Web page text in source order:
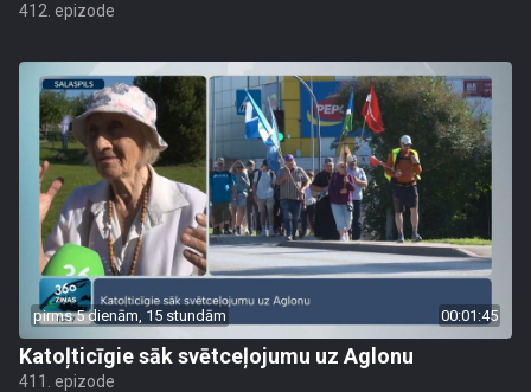
412. epizode
pirms 5 dienām, 15 stundām 00:01:45
Katoļticīgie sāk svētceļojumu uz Aglonu
411. epizode